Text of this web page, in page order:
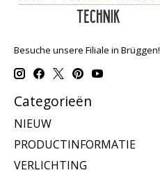
Besuche unsere Filiale in Brüggen!
Categorieën
NIEUW
PRODUCTINFORMATIE
VERLICHTING